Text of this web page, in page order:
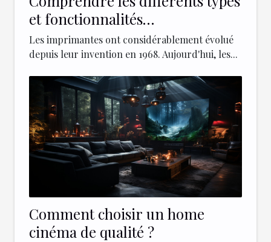
et fonctionnalités
d'imprimantes modernes
Les imprimantes ont considérablement évolué
depuis leur invention en 1968. Aujourd'hui, les...
Comment choisir un home
cinéma de qualité ?